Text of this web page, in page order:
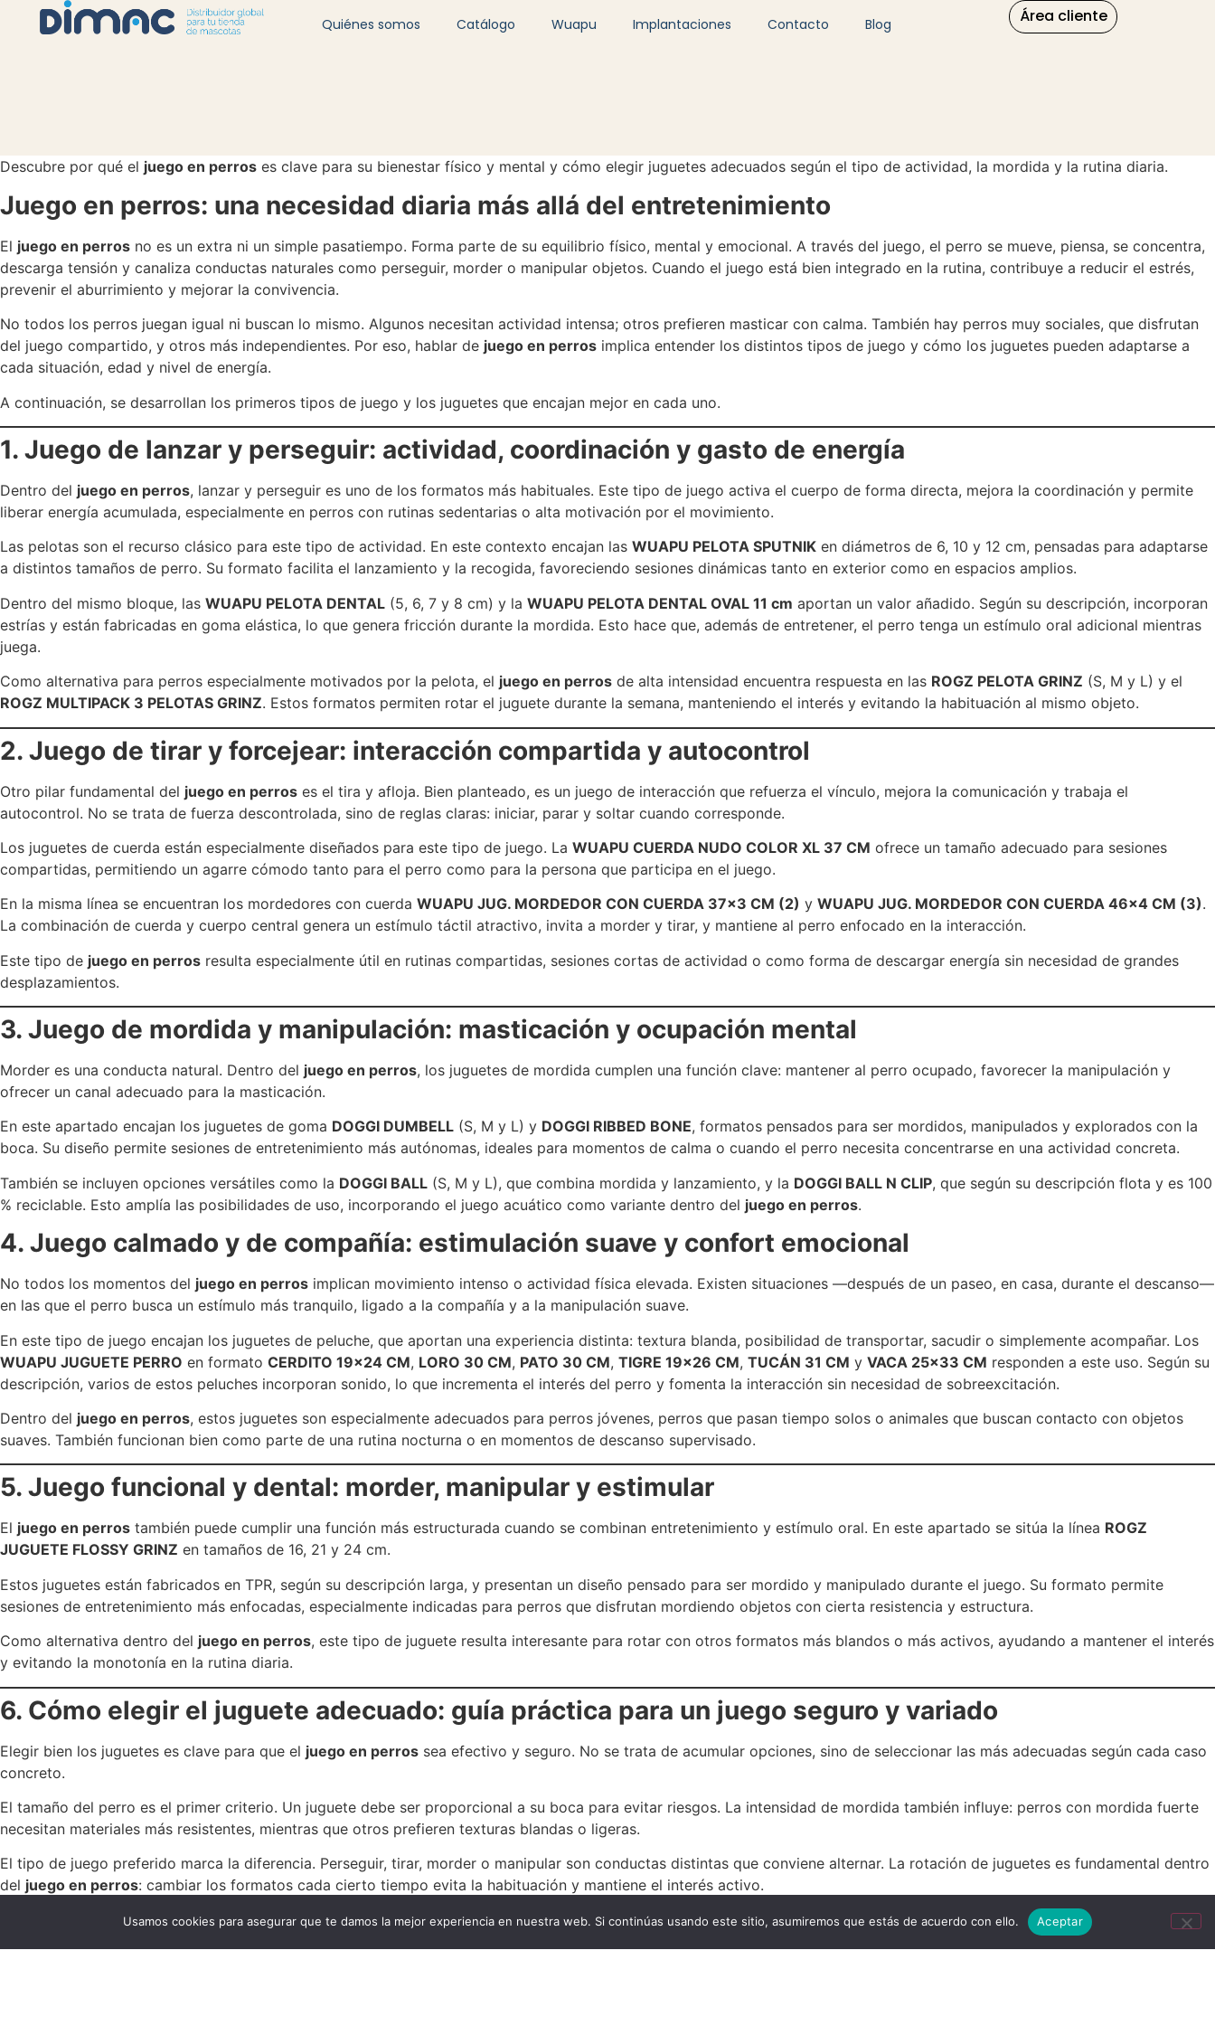
Quiénes somos Catálogo Wuapu Implantaciones Contacto Blog Área cliente
Descubre por qué el juego en perros es clave para su bienestar físico y mental y cómo elegir juguetes adecuados según el tipo de actividad, la mordida y la rutina diaria.
Juego en perros: una necesidad diaria más allá del entretenimiento
El juego en perros no es un extra ni un simple pasatiempo. Forma parte de su equilibrio físico, mental y emocional. A través del juego, el perro se mueve, piensa, se concentra,
descarga tensión y canaliza conductas naturales como perseguir, morder o manipular objetos. Cuando el juego está bien integrado en la rutina, contribuye a reducir el estrés,
prevenir el aburrimiento y mejorar la convivencia.
No todos los perros juegan igual ni buscan lo mismo. Algunos necesitan actividad intensa; otros prefieren masticar con calma. También hay perros muy sociales, que disfrutan
del juego compartido, y otros más independientes. Por eso, hablar de juego en perros implica entender los distintos tipos de juego y cómo los juguetes pueden adaptarse a
cada situación, edad y nivel de energía.
A continuación, se desarrollan los primeros tipos de juego y los juguetes que encajan mejor en cada uno.
1. Juego de lanzar y perseguir: actividad, coordinación y gasto de energía
Dentro del juego en perros, lanzar y perseguir es uno de los formatos más habituales. Este tipo de juego activa el cuerpo de forma directa, mejora la coordinación y permite
liberar energía acumulada, especialmente en perros con rutinas sedentarias o alta motivación por el movimiento.
Las pelotas son el recurso clásico para este tipo de actividad. En este contexto encajan las WUAPU PELOTA SPUTNIK en diámetros de 6, 10 y 12 cm, pensadas para adaptarse
a distintos tamaños de perro. Su formato facilita el lanzamiento y la recogida, favoreciendo sesiones dinámicas tanto en exterior como en espacios amplios.
Dentro del mismo bloque, las WUAPU PELOTA DENTAL (5, 6, 7 y 8 cm) y la WUAPU PELOTA DENTAL OVAL 11 cm aportan un valor añadido. Según su descripción, incorporan
estrías y están fabricadas en goma elástica, lo que genera fricción durante la mordida. Esto hace que, además de entretener, el perro tenga un estímulo oral adicional mientras
juega.
Como alternativa para perros especialmente motivados por la pelota, el juego en perros de alta intensidad encuentra respuesta en las ROGZ PELOTA GRINZ (S, M y L) y el
ROGZ MULTIPACK 3 PELOTAS GRINZ. Estos formatos permiten rotar el juguete durante la semana, manteniendo el interés y evitando la habituación al mismo objeto.
2. Juego de tirar y forcejear: interacción compartida y autocontrol
Otro pilar fundamental del juego en perros es el tira y afloja. Bien planteado, es un juego de interacción que refuerza el vínculo, mejora la comunicación y trabaja el
autocontrol. No se trata de fuerza descontrolada, sino de reglas claras: iniciar, parar y soltar cuando corresponde.
Los juguetes de cuerda están especialmente diseñados para este tipo de juego. La WUAPU CUERDA NUDO COLOR XL 37 CM ofrece un tamaño adecuado para sesiones
compartidas, permitiendo un agarre cómodo tanto para el perro como para la persona que participa en el juego.
En la misma línea se encuentran los mordedores con cuerda WUAPU JUG. MORDEDOR CON CUERDA 37×3 CM (2) y WUAPU JUG. MORDEDOR CON CUERDA 46×4 CM (3).
La combinación de cuerda y cuerpo central genera un estímulo táctil atractivo, invita a morder y tirar, y mantiene al perro enfocado en la interacción.
Este tipo de juego en perros resulta especialmente útil en rutinas compartidas, sesiones cortas de actividad o como forma de descargar energía sin necesidad de grandes
desplazamientos.
3. Juego de mordida y manipulación: masticación y ocupación mental
Morder es una conducta natural. Dentro del juego en perros, los juguetes de mordida cumplen una función clave: mantener al perro ocupado, favorecer la manipulación y
ofrecer un canal adecuado para la masticación.
En este apartado encajan los juguetes de goma DOGGI DUMBELL (S, M y L) y DOGGI RIBBED BONE, formatos pensados para ser mordidos, manipulados y explorados con la
boca. Su diseño permite sesiones de entretenimiento más autónomas, ideales para momentos de calma o cuando el perro necesita concentrarse en una actividad concreta.
También se incluyen opciones versátiles como la DOGGI BALL (S, M y L), que combina mordida y lanzamiento, y la DOGGI BALL N CLIP, que según su descripción flota y es 100
% reciclable. Esto amplía las posibilidades de uso, incorporando el juego acuático como variante dentro del juego en perros.
4. Juego calmado y de compañía: estimulación suave y confort emocional
No todos los momentos del juego en perros implican movimiento intenso o actividad física elevada. Existen situaciones —después de un paseo, en casa, durante el descanso—
en las que el perro busca un estímulo más tranquilo, ligado a la compañía y a la manipulación suave.
En este tipo de juego encajan los juguetes de peluche, que aportan una experiencia distinta: textura blanda, posibilidad de transportar, sacudir o simplemente acompañar. Los
WUAPU JUGUETE PERRO en formato CERDITO 19×24 CM, LORO 30 CM, PATO 30 CM, TIGRE 19×26 CM, TUCÁN 31 CM y VACA 25×33 CM responden a este uso. Según su
descripción, varios de estos peluches incorporan sonido, lo que incrementa el interés del perro y fomenta la interacción sin necesidad de sobreexcitación.
Dentro del juego en perros, estos juguetes son especialmente adecuados para perros jóvenes, perros que pasan tiempo solos o animales que buscan contacto con objetos
suaves. También funcionan bien como parte de una rutina nocturna o en momentos de descanso supervisado.
5. Juego funcional y dental: morder, manipular y estimular
El juego en perros también puede cumplir una función más estructurada cuando se combinan entretenimiento y estímulo oral. En este apartado se sitúa la línea ROGZ
JUGUETE FLOSSY GRINZ en tamaños de 16, 21 y 24 cm.
Estos juguetes están fabricados en TPR, según su descripción larga, y presentan un diseño pensado para ser mordido y manipulado durante el juego. Su formato permite
sesiones de entretenimiento más enfocadas, especialmente indicadas para perros que disfrutan mordiendo objetos con cierta resistencia y estructura.
Como alternativa dentro del juego en perros, este tipo de juguete resulta interesante para rotar con otros formatos más blandos o más activos, ayudando a mantener el interés
y evitando la monotonía en la rutina diaria.
6. Cómo elegir el juguete adecuado: guía práctica para un juego seguro y variado
Elegir bien los juguetes es clave para que el juego en perros sea efectivo y seguro. No se trata de acumular opciones, sino de seleccionar las más adecuadas según cada caso
concreto.
El tamaño del perro es el primer criterio. Un juguete debe ser proporcional a su boca para evitar riesgos. La intensidad de mordida también influye: perros con mordida fuerte
necesitan materiales más resistentes, mientras que otros prefieren texturas blandas o ligeras.
El tipo de juego preferido marca la diferencia. Perseguir, tirar, morder o manipular son conductas distintas que conviene alternar. La rotación de juguetes es fundamental dentro
del juego en perros: cambiar los formatos cada cierto tiempo evita la habituación y mantiene el interés activo.
Por último, la seguridad es imprescindible. Supervisar el uso, revisar el estado del juguete y retirarlo si se deteriora forma parte de una rutina responsable. Un juguete en buen
Usamos cookies para asegurar que te damos la mejor experiencia en nuestra web. Si continúas usando este sitio, asumiremos que estás de acuerdo con ello. Aceptar